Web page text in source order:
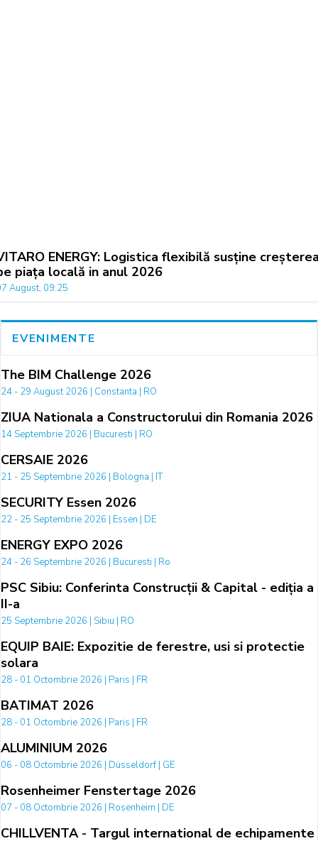
ENERGY: Logistica flexibilă susține
piața locală in anul 2026
August, 09:25
EVENIMENTE
The BIM Challenge 2026
24 - 29 August 2026 | Constanta | RO
ZIUA Nationala a Constructorului din Romania 2026
14 Septembrie 2026 | Bucuresti | RO
CERSAIE 2026
21 - 25 Septembrie 2026 | Bologna | IT
SECURITY Essen 2026
22 - 25 Septembrie 2026 | Essen | DE
ENERGY EXPO 2026
24 - 26 Septembrie 2026 | Bucuresti | Ro
PSC Sibiu: Conferinta Construcții & Capital - ediția a
II-a
25 Septembrie 2026 | Sibiu | RO
EQUIP BAIE: Expozitie de ferestre, usi si protectie
solara
28 - 01 Octombrie 2026 | Paris | FR
BATIMAT 2026
28 - 01 Octombrie 2026 | Paris | FR
ALUMINIUM 2026
06 - 08 Octombrie 2026 | Düsseldorf | GE
Rosenheimer Fenstertage 2026
07 - 08 Octombrie 2026 | Rosenheim | DE
CHILLVENTA - Targul international de echipamente